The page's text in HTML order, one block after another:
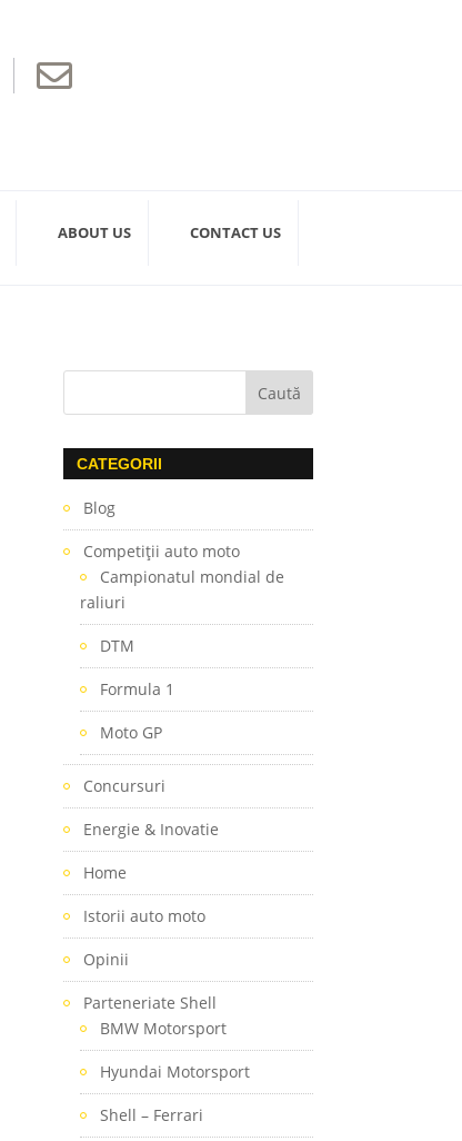

ABOUT US CONTACT US
CATEGORII
Blog
Competiţii auto moto
Campionatul mondial de
raliuri
DTM
Formula 1
Moto GP
Concursuri
Energie & Inovatie
Home
Istorii auto moto
Opinii
Parteneriate Shell
BMW Motorsport
Hyundai Motorsport
Shell – Ferrari